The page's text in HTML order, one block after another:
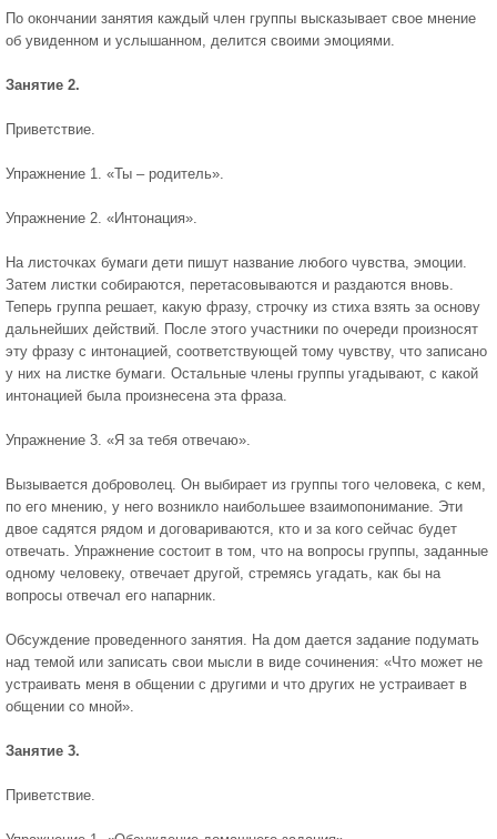
По окончании занятия каждый член группы высказывает свое мнение
об увиденном и услышанном, делится своими эмоциями.
Занятие 2.
Приветствие.
Упражнение 1. «Ты – родитель».
Упражнение 2. «Интонация».
На листочках бумаги дети пишут название любого чувства, эмоции.
Затем листки собираются, перетасовываются и раздаются вновь.
Теперь группа решает, какую фразу, строчку из стиха взять за основу
дальнейших действий. После этого участники по очереди произносят
эту фразу с интонацией, соответствующей тому чувству, что записано
у них на листке бумаги. Остальные члены группы угадывают, с какой
интонацией была произнесена эта фраза.
Упражнение 3. «Я за тебя отвечаю».
Вызывается доброволец. Он выбирает из группы того человека, с кем,
по его мнению, у него возникло наибольшее взаимопонимание. Эти
двое садятся рядом и договариваются, кто и за кого сейчас будет
отвечать. Упражнение состоит в том, что на вопросы группы, заданные
одному человеку, отвечает другой, стремясь угадать, как бы на
вопросы отвечал его напарник.
Обсуждение проведенного занятия. На дом дается задание подумать
над темой или записать свои мысли в виде сочинения: «Что может не
устраивать меня в общении с другими и что других не устраивает в
общении со мной».
Занятие 3.
Приветствие.